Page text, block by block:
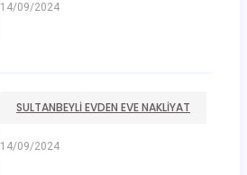
14/09/2024
SULTANBEYLI EVDEN EVE NAKLIYAT
14/09/2024